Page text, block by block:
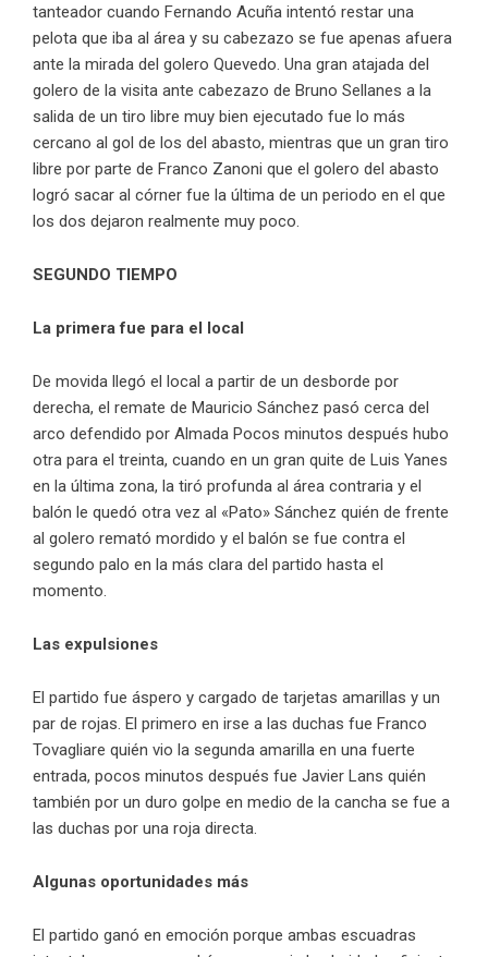
tanteador cuando Fernando Acuña intentó restar una
pelota que iba al área y su cabezazo se fue apenas afuera
ante la mirada del golero Quevedo. Una gran atajada del
golero de la visita ante cabezazo de Bruno Sellanes a la
salida de un tiro libre muy bien ejecutado fue lo más
cercano al gol de los del abasto, mientras que un gran tiro
libre por parte de Franco Zanoni que el golero del abasto
logró sacar al córner fue la última de un periodo en el que
los dos dejaron realmente muy poco.
SEGUNDO TIEMPO
La primera fue para el local
De movida llegó el local a partir de un desborde por
derecha, el remate de Mauricio Sánchez pasó cerca del
arco defendido por Almada Pocos minutos después hubo
otra para el treinta, cuando en un gran quite de Luis Yanes
en la última zona, la tiró profunda al área contraria y el
balón le quedó otra vez al «Pato» Sánchez quién de frente
al golero remató mordido y el balón se fue contra el
segundo palo en la más clara del partido hasta el
momento.
Las expulsiones
El partido fue áspero y cargado de tarjetas amarillas y un
par de rojas. El primero en irse a las duchas fue Franco
Tovagliare quién vio la segunda amarilla en una fuerte
entrada, pocos minutos después fue Javier Lans quién
también por un duro golpe en medio de la cancha se fue a
las duchas por una roja directa.
Algunas oportunidades más
El partido ganó en emoción porque ambas escuadras